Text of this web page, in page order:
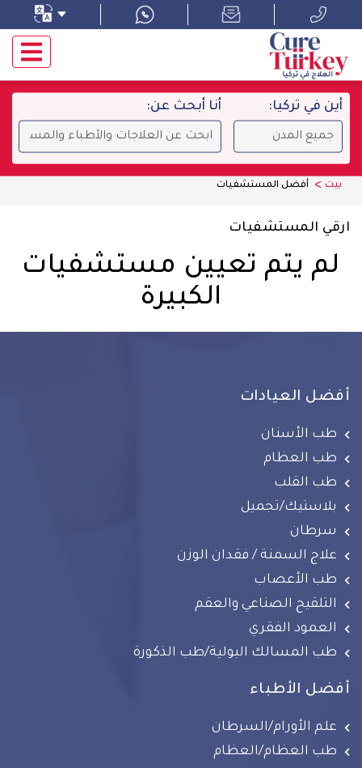
أين في تركيا: أنا أبحث عن:
بيت أفضل المستشفيات
ارقي المستشفيات
لم يتم تعيين مستشفيات
الكبيرة
أفضل العيادات
طب الأسنان
طب العظام
طب القلب
بلاستيك/تجميل
سرطان
علاج السمنة / فقدان الوزن
طب الأعصاب
التلقيح الصناعي والعقم
العمود الفقري
طب المسالك البولية/طب الذكورة
أفضل الأطباء
علم الأورام/السرطان
طب العظام/العظام